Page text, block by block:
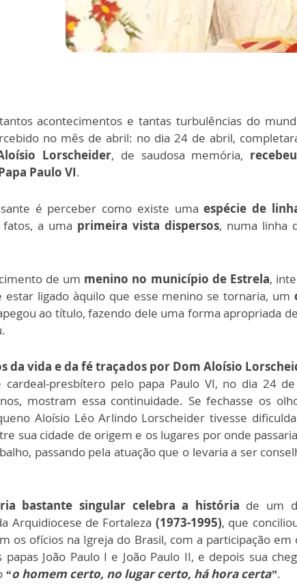
acontecimentos e tantas turbulências do
no mês de abril: no dia 24 de abril,
Lorscheider, de saudosa memória,
Paulo VI.
é perceber como existe umaespécie de
a uma primeira vista dispersos, numa linha
de um menino no município de Estrela,
estar ligado àquilo que esse menino se tornaria, um
ao título, fazendo dele uma forma apropriada
da vida e da fé traçados por Dom Aloísio
cardeal-presbítero pelo papa Paulo VI, no dia 24
mostram essa continuidade.⁠ ⁠Se fechasse os
Aloísio Léo Arlindo Lorscheider tivesse
sua cidade de origem e os lugares por onde
passando pela atuação que o levaria a ser
bastante singular celebra a história de um
Arquidiocese de Fortaleza (1973-1995), que
os ofícios na Igreja do Brasil, com a participação em
papas João Paulo I e João Paulo II, e depois sua
“o homem certo, no lugar certo, há hora certa”.